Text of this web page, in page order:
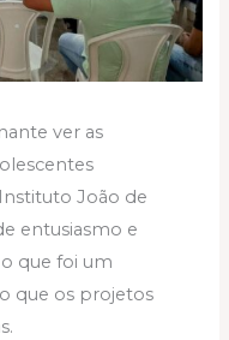
ver as
João de
entusiasmo e
que foi um
que os projetos